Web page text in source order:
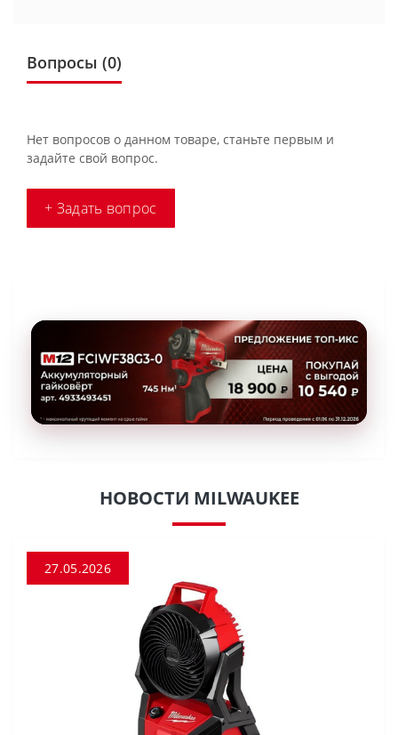
Вопросы (0)
Нет вопросов о данном товаре, станьте первым и
задайте свой вопрос.
+ Задать вопрос
НОВОСТИ MILWAUKEE
27.05.2026